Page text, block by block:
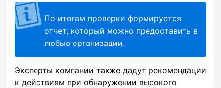
По итогам проверки формируется
отчет, который можно предоставить в
любые организации.
Эксперты компании также дадут рекомендации
к действиям при обнаружении высокого